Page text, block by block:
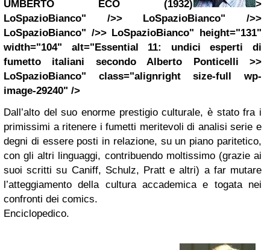
UMBERTO ECO (1932)
>
LoSpazioBianco" />> LoSpazioBianco" />>
LoSpazioBianco" />> LoSpazioBianco" height="131"
width="104" alt="Essential 11: undici esperti di
fumetto italiani secondo Alberto Ponticelli >>
LoSpazioBianco" class="alignright size-full wp-
image-29240" />
Dall’alto del suo enorme prestigio culturale, è stato fra i
primissimi a ritenere i fumetti meritevoli di analisi serie e
degni di essere posti in relazione, su un piano paritetico,
con gli altri linguaggi, contribuendo moltissimo (grazie ai
suoi scritti su Caniff, Schulz, Pratt e altri) a far mutare
l’atteggiamento della cultura accademica e togata nei
confronti dei comics.
Enciclopedico.